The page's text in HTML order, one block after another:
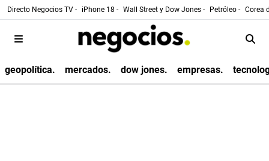
Directo Negocios TV - iPhone 18 - Wall Street y Dow Jones - Petróleo - Corea
geopolítica. mercados. dow jones. empresas.